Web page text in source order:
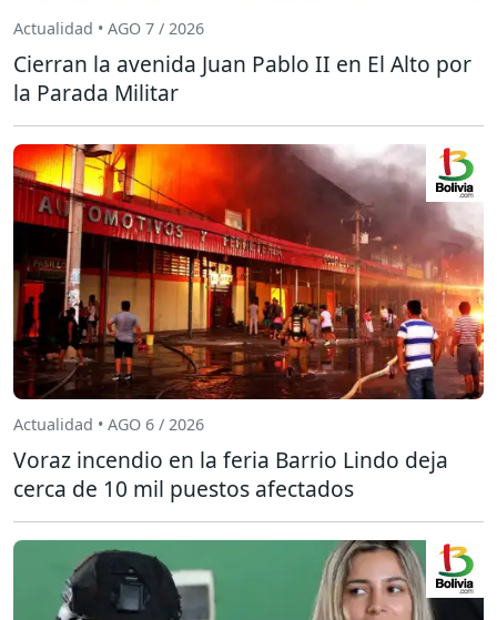
Actualidad • AGO 7 / 2026
Cierran la avenida Juan Pablo II en El Alto por
la Parada Militar
Actualidad • AGO 6 / 2026
Voraz incendio en la feria Barrio Lindo deja
cerca de 10 mil puestos afectados